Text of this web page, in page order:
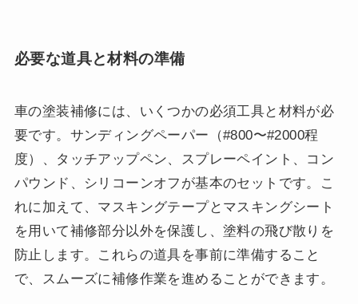
必要な道具と材料の準備
車の塗装補修には、いくつかの必須工具と材料が必
要です。サンディングペーパー（#800〜#2000程
度）、タッチアップペン、スプレーペイント、コン
パウンド、シリコーンオフが基本のセットです。こ
れに加えて、マスキングテープとマスキングシート
を用いて補修部分以外を保護し、塗料の飛び散りを
防止します。これらの道具を事前に準備すること
で、スムーズに補修作業を進めることができます。